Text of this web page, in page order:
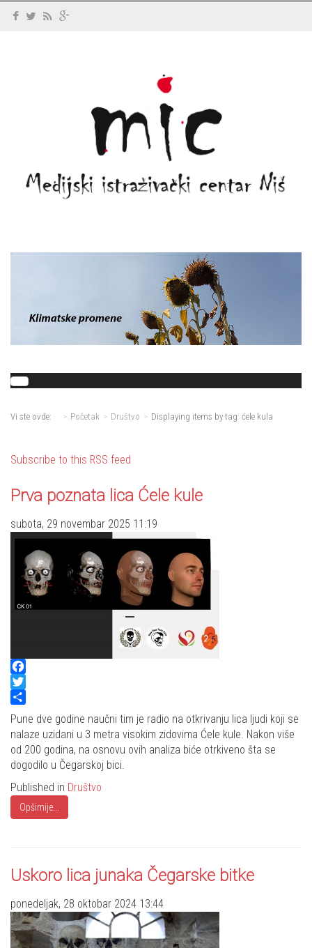
Vi ste ovde: Početak Društvo Displaying items by tag: ćele kula
Subscribe to this RSS feed
Prva poznata lica Ćele kule
subota, 29 novembar 2025 11:19
Facebook
Twitter
Share
Pune dve godine naučni tim je radio na otkrivanju lica ljudi koji se
nalaze uzidani u 3 metra visokim zidovima Ćele kule. Nakon više
od 200 godina, na osnovu ovih analiza biće otrkiveno šta se
dogodilo u Čegarskoj bici.
Published in Društvo
Opširnije...
Uskoro lica junaka Čegarske bitke
ponedeljak, 28 oktobar 2024 13:44